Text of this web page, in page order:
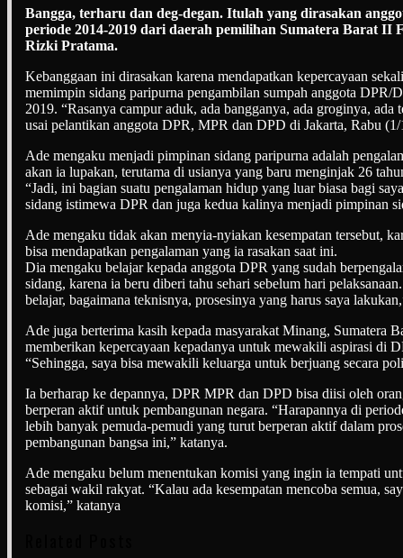
Bangga, terharu dan deg-degan. Itulah yang dirasakan
periode 2014-2019 dari daerah pemilihan Sumatera Barat II
Rizki Pratama.
Kebanggaan ini dirasakan karena mendapatkan kepercayaan
memimpin sidang paripurna pengambilan sumpah anggota DPR/
2019. “Rasanya campur aduk, ada bangganya, ada groginya, ada
usai pelantikan anggota DPR, MPR dan DPD di Jakarta, Rabu
Ade mengaku menjadi pimpinan sidang paripurna adalah
akan ia lupakan, terutama di usianya yang baru menginjak 26
“Jadi, ini bagian suatu pengalaman hidup yang luar biasa bagi
sidang istimewa DPR dan juga kedua kalinya menjadi pimpinan
Ade mengaku tidak akan menyia-nyiakan kesempatan tersebut,
bisa mendapatkan pengalaman yang ia rasakan saat ini.
Dia mengaku belajar kepada anggota DPR yang sudah
sidang, karena ia beru diberi tahu sehari sebelum hari
belajar, bagaimana teknisnya, prosesinya yang harus saya
Ade juga berterima kasih kepada masyarakat Minang, Sumatera
memberikan kepercayaan kepadanya untuk mewakili aspirasi di
“Sehingga, saya bisa mewakili keluarga untuk berjuang secara
Ia berharap ke depannya, DPR MPR dan DPD bisa diisi oleh
berperan aktif untuk pembangunan negara. “Harapannya di
lebih banyak pemuda-pemudi yang turut berperan aktif dalam
pembangunan bangsa ini,” katanya.
Ade mengaku belum menentukan komisi yang ingin ia tempati
sebagai wakil rakyat. “Kalau ada kesempatan mencoba semua,
komisi,” katanya